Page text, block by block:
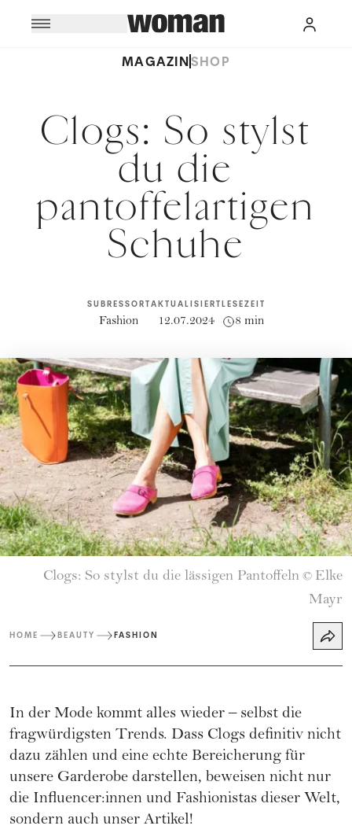
MAGAZINSHOP
Clogs: So stylst
du die
pantoffelartigen
Schuhe
SUBRESSORT
Fashion
AKTUALISIERT
12.07.2024
LESEZEIT
8 min
Clogs: So stylst du die lässigen Pantoffeln © Elke
Mayr
HOME BEAUTY FASHION
In der Mode kommt alles wieder – selbst die
fragwürdigsten Trends. Dass Clogs definitiv nicht
dazu zählen und eine echte Bereicherung für
unsere Garderobe darstellen, beweisen nicht nur
die Influencer:innen und Fashionistas dieser Welt,
sondern auch unser Artikel!